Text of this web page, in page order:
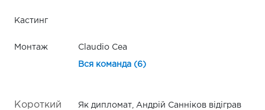
Кастинг
Монтаж Claudio Cea
Вся команда (6)
Короткий
Як дипломат, Андрій Санніков відіграв